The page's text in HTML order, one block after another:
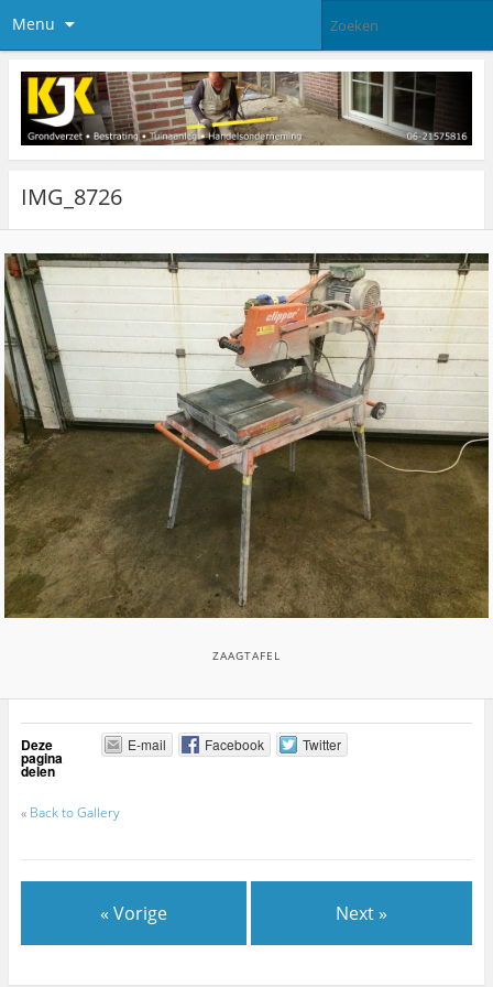
Menu
IMG_8726
ZAAGTAFEL
Deze
pagina
delen
E-mail Facebook Twitter
« Back to Gallery
« Vorige Next »